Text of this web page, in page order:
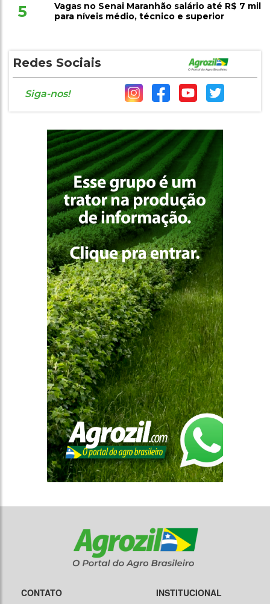
5
Vagas no Senai Maranhão salário até R$ 7 mil
para níveis médio, técnico e superior
Redes Sociais
Siga-nos!
CONTATO INSTITUCIONAL